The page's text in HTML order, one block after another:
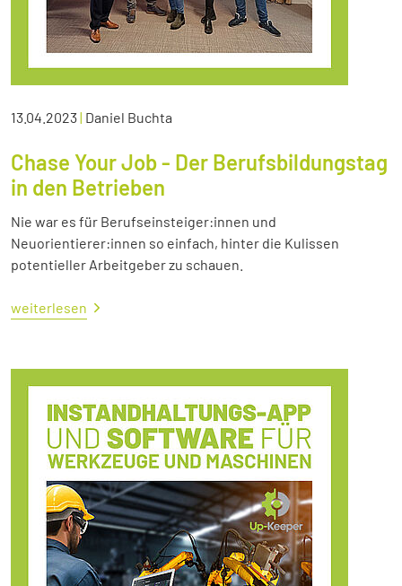
13.04.2023| Daniel Buchta
Chase Your Job - Der Berufsbildungstag
in den Betrieben
Nie war es für Berufseinsteiger:innen und
Neuorientierer:innen so einfach, hinter die Kulissen
potentieller Arbeitgeber zu schauen.
weiterlesen